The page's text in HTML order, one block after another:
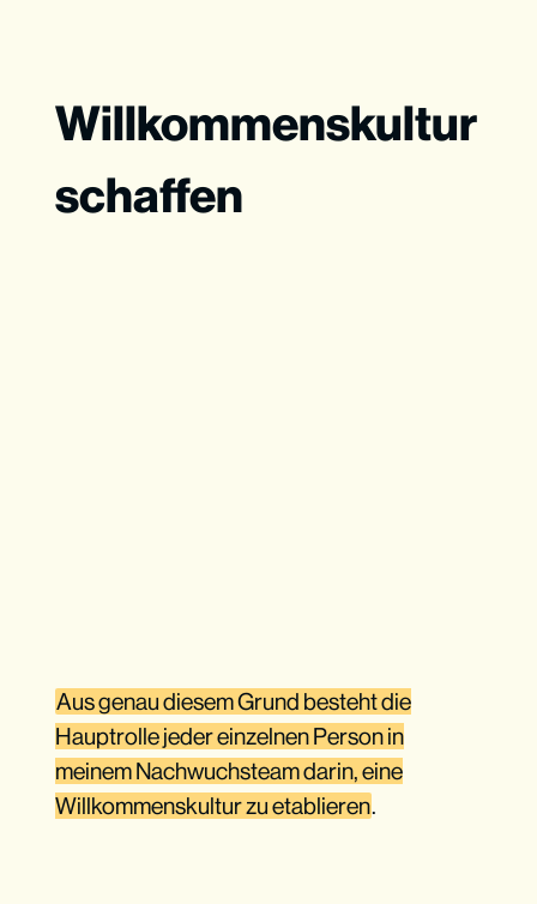
Willkommenskultur
schaffen
Aus genau diesem Grund besteht die
Hauptrolle jeder einzelnen Person in
meinem Nachwuchsteam darin, eine
Willkommenskultur zu etablieren.